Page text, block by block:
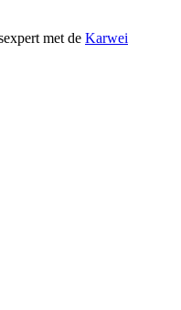
met de Karwei